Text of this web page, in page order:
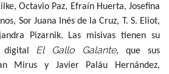
Octavio Paz, Efraín Huerta, Josefina
Sor Juana Inés de la Cruz, T. S. Eliot,
Pizarnik. Las misivas tienen su
digital El Gallo Galante, que sus
Mirus y Javier Paláu Hernández,